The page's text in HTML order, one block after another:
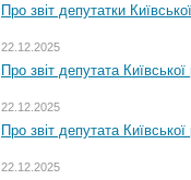
Про звіт депутатки
22.12.2025
Про звіт депутата
22.12.2025
Про звіт депутата
22.12.2025